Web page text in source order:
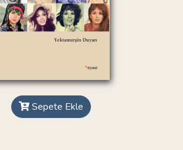
Sepete Ekle